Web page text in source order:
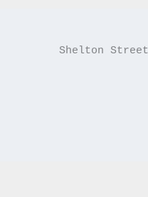
71-75, Shelton